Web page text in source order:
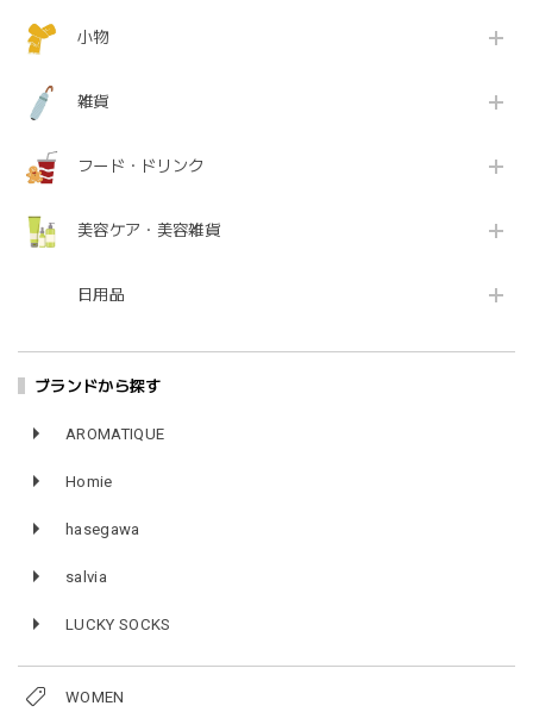
小物
雑貨
フード・ドリンク
美容ケア・美容雑貨
日用品
ブランドから探す
AROMATIQUE
Homie
hasegawa
salvia
LUCKY SOCKS
WOMEN